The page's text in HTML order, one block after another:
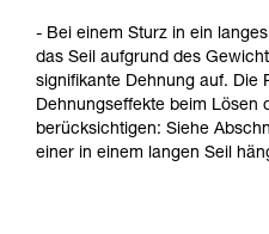
- Bei einem Sturz in ein
das Seil aufgrund des
signifikante Dehnung auf. Die
Dehnungseffekte beim Lösen
berücksichtigen: Siehe
einer in einem langen Seil